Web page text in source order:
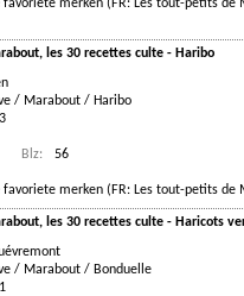
favoriete merken (FR: Les tout-petits de
les 30 recettes culte - Haribo
/ Marabout / Haribo
Blz:
56
favoriete merken (FR: Les tout-petits de
les 30 recettes culte - Haricots
/ Marabout / Bonduelle